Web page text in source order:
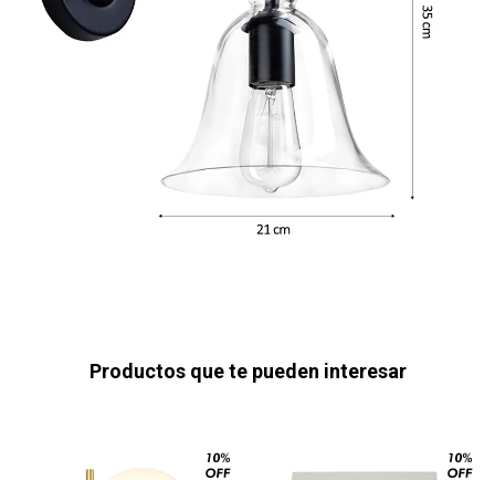
Productos que te pueden interesar